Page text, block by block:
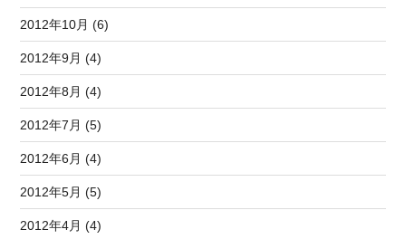
2012年10月 (6)
2012年9月 (4)
2012年8月 (4)
2012年7月 (5)
2012年6月 (4)
2012年5月 (5)
2012年4月 (4)